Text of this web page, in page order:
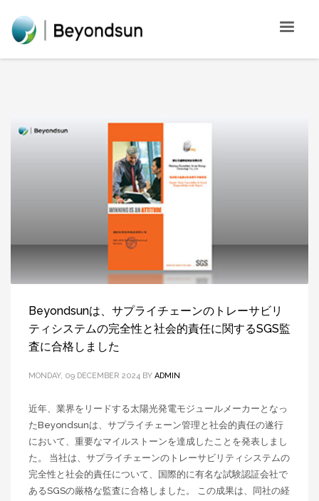
Beyondsunは、サプライチェーンのトレーサビリ
ティシステムの完全性と社会的責任に関するSGS監
査に合格しました
MONDAY, 09 DECEMBER 2024 BY ADMIN
近年、業界をリードする太陽光発電モジュールメーカーとなっ
たBeyondsunは、サプライチェーン管理と社会的責任の遂行
において、重要なマイルストーンを達成したことを発表しまし
た。 当社は、サプライチェーンのトレーサビリティシステムの
完全性と社会的責任について、国際的に有名な試験認証会社で
あるSGSの厳格な監査に合格しました。 この成果は、同社の経